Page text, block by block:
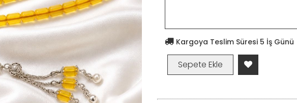
Kargoya Teslim Süresi 5 İş Günü